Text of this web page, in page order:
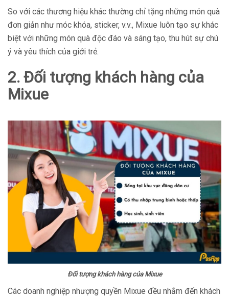
So với các thương hiệu khác thường chỉ tặng những món quà
đơn giản như móc khóa, sticker, v.v., Mixue luôn tạo sự khác
biệt với những món quà độc đáo và sáng tạo, thu hút sự chú
ý và yêu thích của giới trẻ.
2. Đối tượng khách hàng của
Mixue
Đối tượng khách hàng của Mixue
Các doanh nghiệp nhượng quyền Mixue đều nhắm đến khách